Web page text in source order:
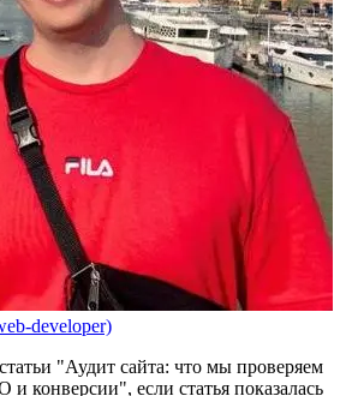
developer)
"Аудит сайта: что мы проверяем
и конверсии", если статья показалась